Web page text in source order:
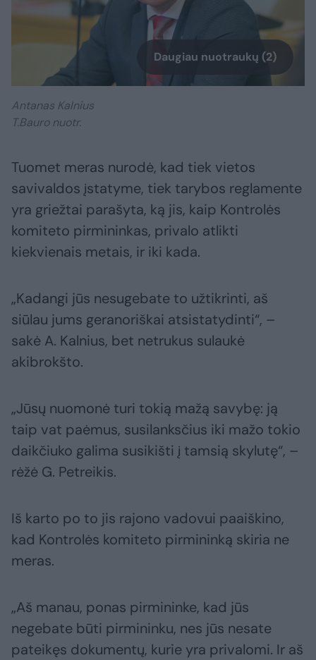
Daugiau nuotraukų (2)
Antanas Kalnius
T.Bauro nuotr.
Tuomet meras nurodė, kad tiek vietos
savivaldos įstatyme, tiek tarybos reglamente
yra griežtai parašyta, ką jis, kaip Kontrolės
komiteto pirmininkas, privalo atlikti
kiekvienais metais, ir iki kada.
„Kadangi jūs nesugebate to užtikrinti, aš
siūlau jums geranoriškai atsistatydinti“, –
sakė A. Kalnius, bet netrukus sulaukė
akibrokšto.
„Jūsų nuomonė turi tokią mažą savybę: ją
taip vat paėmus, susilanksčius iki mažo tokio
daikčiuko galima susikišti į tamsią skylutę“, –
rėžė G. Petreikis.
Iš karto po to jis rajono vadovui paaiškino,
kad Kontrolės komiteto pirmininką skiria ne
meras.
„Aš manau, ponas pirmininke, kad jūs
negebate būti pirmininku, nes jūs nesate
pateikęs dokumentų, kurie yra privalomi. Ir aš